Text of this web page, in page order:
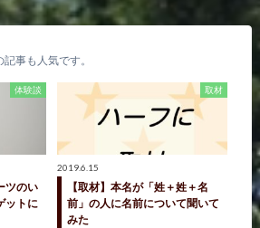
記事も人気です。
体験談
ツのい
ットに
取材
2019.6.15
【取材】本名が「姓＋姓＋名
前」の人に名前について聞いて
みた